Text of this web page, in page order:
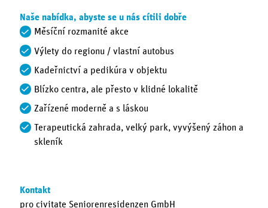
Naše nabídka, abyste se u nás cítili dobře
Měsíční rozmanité akce
Výlety do regionu / vlastní autobus
Kadeřnictví a pedikúra v objektu
Blízko centra, ale přesto v klidné lokalitě
Zařízené moderně a s láskou
Terapeutická zahrada, velký park, vyvýšený záhon a
skleník
Kontakt
pro civitate Seniorenresidenzen GmbH